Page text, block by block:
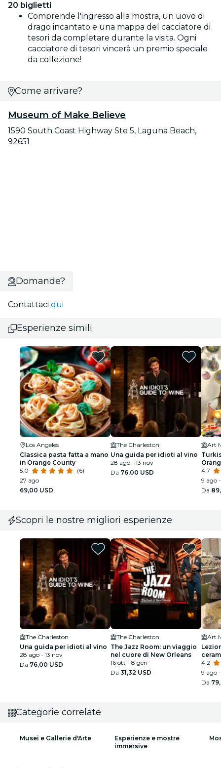
20 biglietti
Comprende l'ingresso alla mostra, un uovo di
drago incantato e una mappa del cacciatore di
tesori da completare durante la visita. Ogni
cacciatore di tesori vincerà un premio speciale
da collezione!
Come arrivare?
Museum of Make Believe
1590 South Coast Highway Ste 5, Laguna Beach,
92651
Domande?
Contattaci qui
Esperienze simili
Los Angeles
Classica pasta fatta a mano
in Orange County
5.0
(6)
27 ago
69,00 USD
The Charleston
Una guida per idioti al vino
28 ago - 13 nov
Da 76,00 USD
4.7
9 ago
Da
Scopri le nostre migliori esperienze
The Charleston
Una guida per idioti al vino
28 ago - 13 nov
Da 76,00 USD
The Charleston
The Jazz Room: un viaggio
nel cuore di New Orleans
16 ott - 8 gen
Da 31,32 USD
4.2
9 ago
Da
Categorie correlate
Musei e Gallerie d'Arte
Esperienze e mostre
immersive